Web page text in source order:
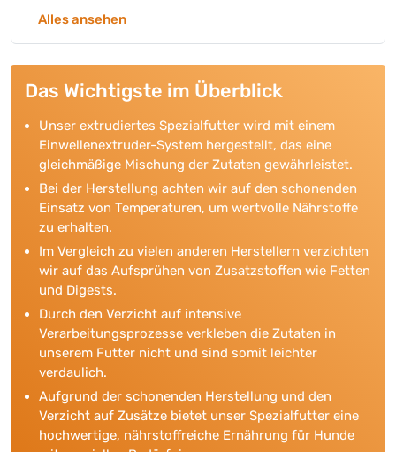
Alles ansehen
Das Wichtigste im Überblick
Unser extrudiertes Spezialfutter wird mit einem
Einwellenextruder-System hergestellt, das eine
gleichmäßige Mischung der Zutaten gewährleistet.
Bei der Herstellung achten wir auf den schonenden
Einsatz von Temperaturen, um wertvolle Nährstoffe
zu erhalten.
Im Vergleich zu vielen anderen Herstellern verzichten
wir auf das Aufsprühen von Zusatzstoffen wie Fetten
und Digests.
Durch den Verzicht auf intensive
Verarbeitungsprozesse verkleben die Zutaten in
unserem Futter nicht und sind somit leichter
verdaulich.
Aufgrund der schonenden Herstellung und den
Verzicht auf Zusätze bietet unser Spezialfutter eine
hochwertige, nährstoffreiche Ernährung für Hunde